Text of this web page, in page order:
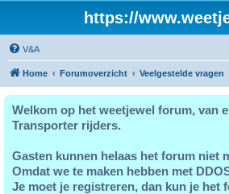
https://
V&A
Home Forumoverzicht Veelgestelde vragen
Welkom op het weetjewel forum, van
Transporter rijders.
Gasten kunnen helaas het forum niet
Omdat we te maken hebben met
Je moet je registreren, dan kun je het